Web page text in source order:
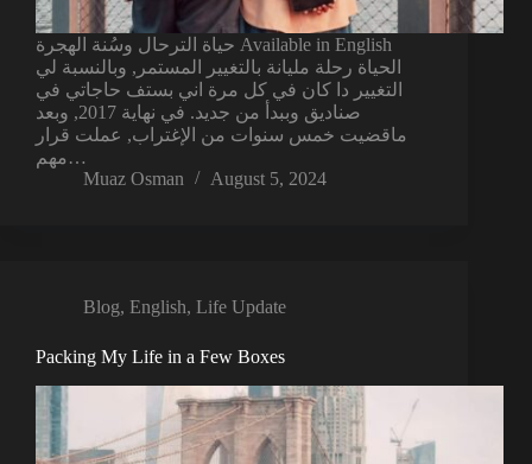
حياة الترحال وسُنة الهجرة Available in English
الحياة رحلة مليانة بالتغيير المستمر, وبالنسبة لي
التغيير دا كان في كل مرة اني بستف حاجاتي في
صناديق وببدأ من جديد. في نهاية 2017, وبعد
ماقضيت خمس سنوات من الإغتراب, عملت قرار
مهم…
Muaz Osman
August 5, 2024
Blog, English, Life Update
Packing My Life in a Few Boxes